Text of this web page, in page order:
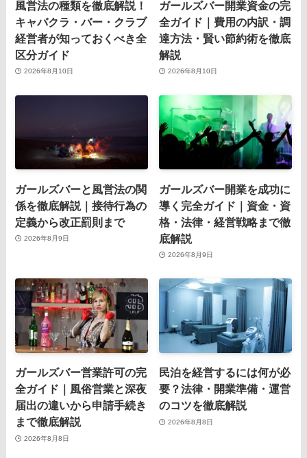
風営法の種類を徹底解説！
キャバクラ・バー・クラブ
経営者が知っておくべき全
区分ガイド
2026年8月10日
ガールズバー開業資金の完
全ガイド｜費用の内訳・調
達方法・賢い節約術を徹底
解説
2026年8月10日
ガールズバーと風営法の関
係を徹底解説｜接待行為の
定義から改正罰則まで
2026年8月9日
ガールズバー開業を成功に
導く完全ガイド｜資金・資
格・法律・経営戦略まで徹
底解説
2026年8月9日
ガールズバー営業許可の完
全ガイド｜風俗営業と深夜
届出の違いから申請手続き
まで徹底解説
2026年8月8日
民泊を経営するには何が必
要？法律・開業準備・運営
のコツを徹底解説
2026年8月8日